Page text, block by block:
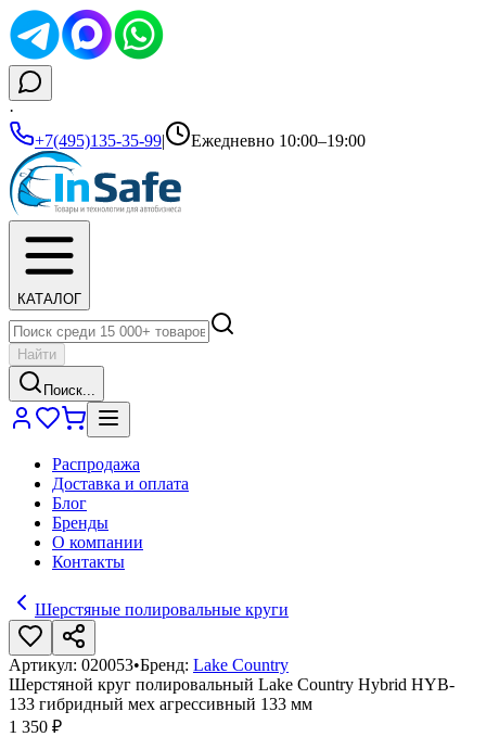
·
+7(495)135-35-99| Ежедневно 10:00–19:00
КАТАЛОГ
Найти
Поиск...
Распродажа
Доставка и оплата
Блог
Бренды
О компании
Контакты
Шерстяные полировальные круги
Артикул: 020053•Бренд: Lake Country
Шерстяной круг полировальный Lake Country Hybrid HYB-
133 гибридный мех агрессивный 133 мм
1 350 ₽